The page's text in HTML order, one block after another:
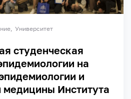
Университет
студенческая
на
и
медицины Института